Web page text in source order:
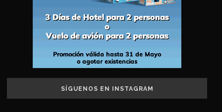
SÍGUENOS EN INSTAGRAM